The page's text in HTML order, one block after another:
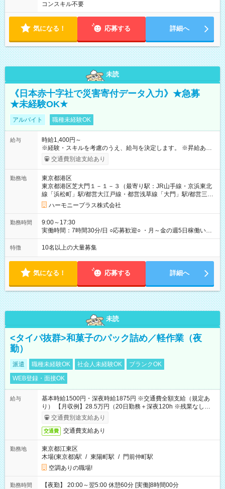
コンスキル不要
気になる！ 応募する 詳細へ
未読
《日本赤十字社で災害寄付データ入力》★急募
★未経験OK★
アルバイト 職種未経験OK
給与
時給1,400円～
※経験・スキルを考慮のうえ、給与を決定します。 ※昇給あり
（勤務実績・評価による） ※残業が発生した場合は、時間外手
当を全額支給します。 ※交通費支給（月額上限50,000円／当社
間中も給与・待遇に変更はありません。 【試用期間】試用期間
あり 試用期間の長さ：1ヶ月 雇用形態、給与は本採用時と同じ
です。 試用期間中は、健康保険などの福利厚生の一部が制限さ
れる可能性があります。
交通費別途支給あり
勤務地
東京都港区
東京都港区芝大門１－１－３（最寄り駅：JR山手線・京浜東北
線「浜松町」駅/都営大江戸線・都営浅草線「⼤⾨」駅/都営三田
線「御成⾨」駅）
ハーモニープラス株式会社
勤務時間
9:00～17:30
実働時間：7時間30分/日 ○応募歓迎○ ・月～金の週5日稼働いた
だける方 ・実働時間：7.5時間（休憩1時間）
特徴 10名以上の大量募集
気になる！ 応募する 詳細へ
未読
<タイパ抜群>和菓子のパック詰め／軽作業（夜
勤）
派遣 職種未経験OK 社会人未経験OK
ブランクOK
WEB登録・面接OK
給与
基本時給1500円・深夜時給1875円 ※交通費全額支給（規定あ
り） 【月収例】28.5万円（20日勤務＋深夜120h ※残業なしの場
合）交通費別途支給あり
交通費 交通費支給あり
勤務地
東京都江東区
木場(東京都)駅 / 東陽町駅 / 門前仲町駅
空調ありの職場!
勤務時間 【夜勤】 20:00～翌5:00 休憩60分 [実働]8時間00分